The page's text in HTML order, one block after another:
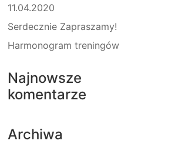
11.04.2020
Serdecznie Zapraszamy!
Harmonogram treningów
Najnowsze
komentarze
Archiwa